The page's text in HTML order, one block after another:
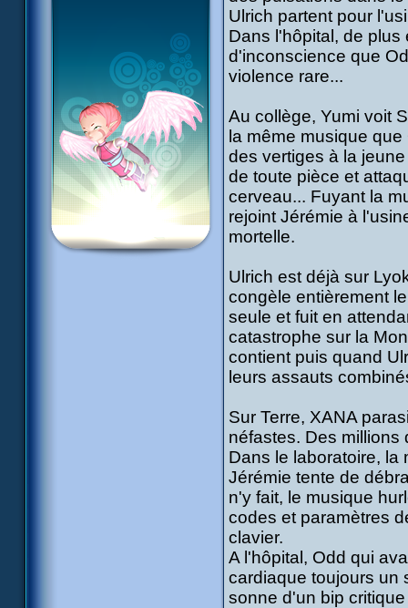
Ulrich partent pour
Dans l'hôpital, de
d'inconscience que
violence rare...
Au collège, Yumi voit
la même musique
des vertiges à la
de toute pièce et
cerveau... Fuyant la
rejoint Jérémie à
mortelle.
Ulrich est déjà sur
congèle entièrement
seule et fuit en
catastrophe sur la
contient puis quand
leurs assauts
Sur Terre, XANA
néfastes. Des millions
Dans le laboratoire, la
Jérémie tente de
n'y fait, le musique
codes et paramètres
clavier.
A l'hôpital, Odd qui
cardiaque toujours un
sonne d'un bip